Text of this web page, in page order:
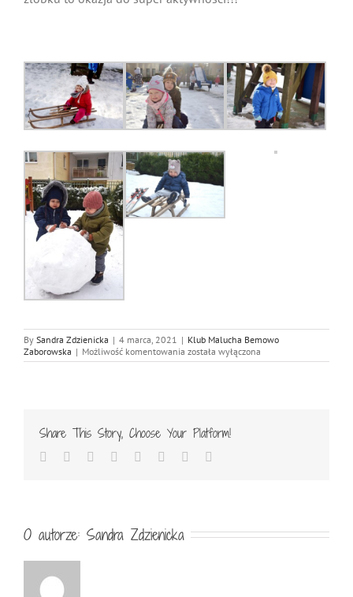
By Sandra Zdzienicka | 4 marca, 2021 | Klub Malucha Bemowo
Zaborowska | Możliwość komentowania Zabawy
ze
Bemowie
została wyłączona
Share This Story, Choose Your Platform!
Facebook
TwitterReddit LinkedIn
TumblrPinterest
O autorze: Sandra Zdzienicka